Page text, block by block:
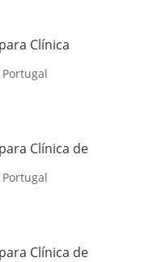
Clínica
Clínica de
Clínica de